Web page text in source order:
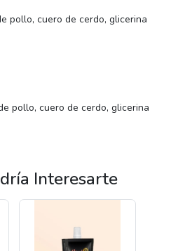
pollo, cuero de cerdo, glicerina
pollo, cuero de cerdo, glicerina
Interesarte